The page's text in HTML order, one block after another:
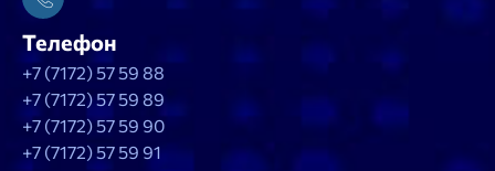
Телефон
+7 (7172) 57 59 88
+7 (7172) 57 59 89
+7 (7172) 57 59 90
+7 (7172) 57 59 91